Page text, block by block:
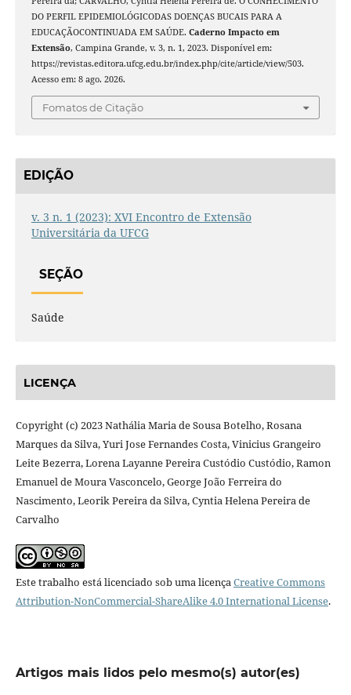
DO PERFIL EPIDEMIOLÓGICODAS DOENÇAS BUCAIS PARA A
EDUCAÇÃOCONTINUADA EM SAÚDE. Caderno Impacto em
Extensão, Campina Grande, v. 3, n. 1, 2023. Disponível em:
https://revistas.editora.ufcg.edu.br/index.php/cite/article/view/503.
Acesso em: 8 ago. 2026.
Fomatos de Citação
EDIÇÃO
v. 3 n. 1 (2023): XVI Encontro de Extensão
Universitária da UFCG
SEÇÃO
Saúde
LICENÇA
Copyright (c) 2023 Nathália Maria de Sousa Botelho, Rosana
Marques da Silva, Yuri Jose Fernandes Costa, Vinicius Grangeiro
Leite Bezerra, Lorena Layanne Pereira Custódio Custódio, Ramon
Emanuel de Moura Vasconcelo, George João Ferreira do
Nascimento, Leorik Pereira da Silva, Cyntia Helena Pereira de
Carvalho
Este trabalho está licenciado sob uma licençaCreative Commons
Attribution-NonCommercial-ShareAlike 4.0 International License.
Artigos mais lidos pelo mesmo(s) autor(es)